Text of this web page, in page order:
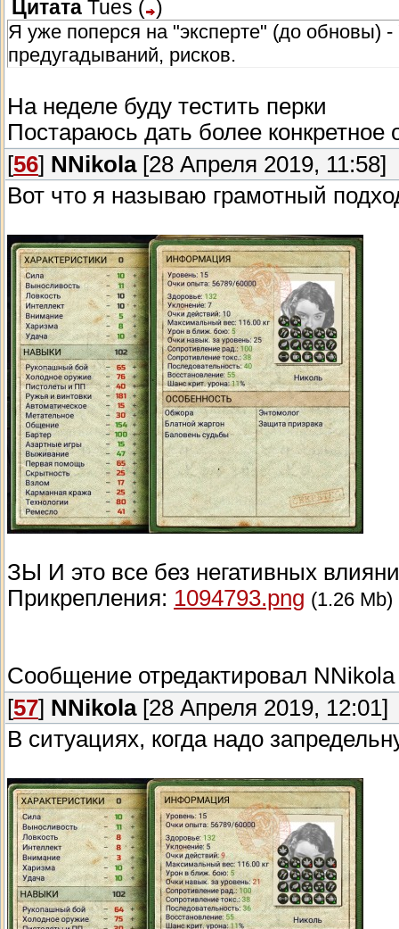
Цитата Tues ( )
Я уже поперся на "эксперте" (до обновы)
предугадываний, рисков.
На неделе буду тестить перки
Постараюсь дать более конкретное
[56] NNikola[28 Апреля 2019, 11:58]
Вот что я называю грамотный
ЗЫ И это все без негативных
Прикрепления: 1094793.png (1.26 Mb)
Сообщение отредактировал NNikola
[57] NNikola[28 Апреля 2019, 12:01]
В ситуациях, когда надо